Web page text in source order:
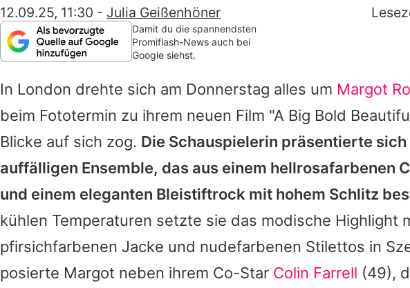
Familie & Liebe
Alle Themen auf Promiflash
App runterladen
Team
Redaktionelle Richtlinien
Impressum
Datenschutzerklärung
12.09.25, 11:30 - Julia Geißenhöner
Damit du die spannendsten
Promiflash-News auch bei
Google siehst.
In London drehte sich am Donnerstag alles um Margot
beim Fototermin zu ihrem neuen Film "A Big Bold
Blicke auf sich zog. Die Schauspielerin präsentierte sich
auffälligen Ensemble, das aus einem hellrosafarbenen
und einem eleganten Bleistiftrock mit hohem Schlitz
kühlen Temperaturen setzte sie das modische Highlight
pfirsichfarbenen Jacke und nudefarbenen Stilettos in
posierte Margot neben ihrem Co-Star Colin Farrell (49),